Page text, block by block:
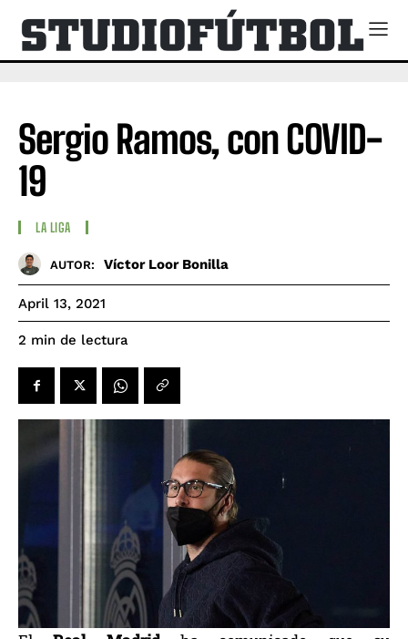
Sergio Ramos, con COVID-
19
LA LIGA
AUTOR: Víctor Loor Bonilla
April 13, 2021
2 min de lectura